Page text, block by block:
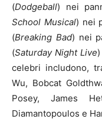
(Dodgeball) nei
School Musical) nei
(Breaking Bad) nei
(Saturday Night Live
celebri includono,
Wu, Bobcat
Posey, James
Diamantopoulos e